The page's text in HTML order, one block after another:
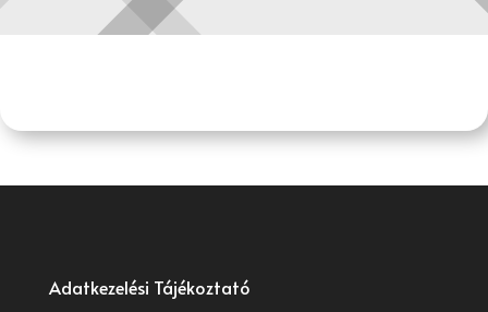
Adatkezelési Tájékoztató